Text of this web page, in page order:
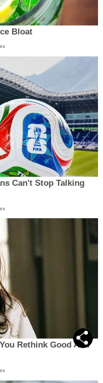
Bloat
Can't Stop Talking
Rethink Good And